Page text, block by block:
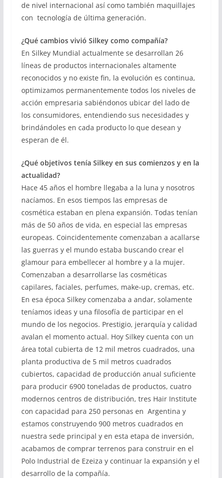
de nivel internacional así como también maquillajes
con tecnología de última generación.
¿Qué cambios vivió Silkey como compañía?
En Silkey Mundial actualmente se desarrollan 26
líneas de productos internacionales altamente
reconocidos y no existe fin, la evolución es continua,
optimizamos permanentemente todos los niveles de
acción empresaria sabiéndonos ubicar del lado de
los consumidores, entendiendo sus necesidades y
brindándoles en cada producto lo que desean y
esperan de él.
¿Qué objetivos tenía Silkey en sus comienzos y en la
actualidad?
Hace 45 años el hombre llegaba a la luna y nosotros
nacíamos. En esos tiempos las empresas de
cosmética estaban en plena expansión. Todas tenían
más de 50 años de vida, en especial las empresas
europeas. Coincidentemente comenzaban a acallarse
las guerras y el mundo estaba buscando crear el
glamour para embellecer al hombre y a la mujer.
Comenzaban a desarrollarse las cosméticas
capilares, faciales, perfumes, make-up, cremas, etc.
En esa época Silkey comenzaba a andar, solamente
teníamos ideas y una filosofía de participar en el
mundo de los negocios. Prestigio, jerarquía y calidad
avalan el momento actual. Hoy Silkey cuenta con un
área total cubierta de 12 mil metros cuadrados, una
planta productiva de 5 mil metros cuadrados
cubiertos, capacidad de producción anual suficiente
para producir 6900 toneladas de productos, cuatro
modernos centros de distribución, tres Hair Institute
con capacidad para 250 personas en Argentina y
estamos construyendo 900 metros cuadrados en
nuestra sede principal y en esta etapa de inversión,
acabamos de comprar terrenos para construir en el
Polo Industrial de Ezeiza y continuar la expansión y el
desarrollo de la compañía.